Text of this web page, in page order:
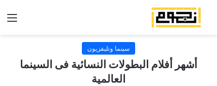
سينما وتليفزيون
أشهر أفلام البطولات النسائية فى السينما
العالمية